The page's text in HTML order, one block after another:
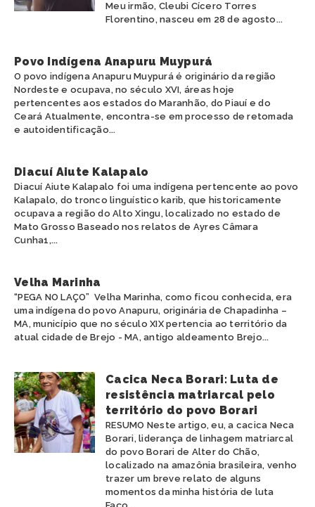
Meu irmão, Cleubi Cícero Torres
Florentino, nasceu em 28 de agosto...
Povo Indígena Anapuru Muypurá
O povo indígena Anapuru Muypurá é originário da região
Nordeste e ocupava, no século XVI, áreas hoje
pertencentes aos estados do Maranhão, do Piauí e do
Ceará Atualmente, encontra-se em processo de retomada
e autoidentificação...
Diacuí Aiute Kalapalo
Diacuí Aiute Kalapalo foi uma indígena pertencente ao povo
Kalapalo, do tronco linguístico karib, que historicamente
ocupava a região do Alto Xingu, localizado no estado de
Mato Grosso Baseado nos relatos de Ayres Câmara
Cunha1,...
Velha Marinha
“PEGA NO LAÇO” Velha Marinha, como ficou conhecida, era
uma indígena do povo Anapuru, originária de Chapadinha –
MA, município que no século XIX pertencia ao território da
atual cidade de Brejo - MA, antigo aldeamento Brejo...
Cacica Neca Borari: Luta de
resistência matriarcal pelo
território do povo Borari
RESUMO Neste artigo, eu, a cacica Neca
Borari, liderança de linhagem matriarcal
do povo Borari de Alter do Chão,
localizado na amazônia brasileira, venho
trazer um breve relato de alguns
momentos da minha história de luta